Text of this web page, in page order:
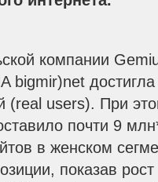
компании
bigmir)net
(real users). При
почти 9
в женском
показав